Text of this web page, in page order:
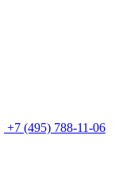
+7 (495) 788-11-06